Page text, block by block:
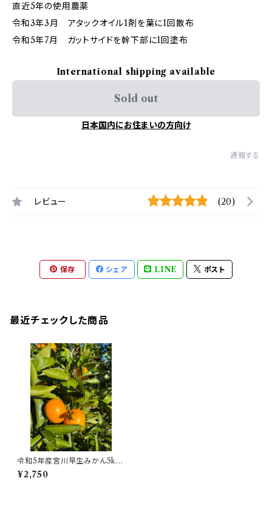
直近5年の使用農薬
令和3年3月 アタックオイル1剤を葉に1回散布
令和5年7月 ガットサイドを幹下部に1回塗布
International shipping available
Sold out
日本国内にお住まいの方向け
通報する
レビュー (20)
保存 シェア LINE ポスト
最近チェックした商品
令和5年産宮川早生みかん5kg
箱
¥2,750